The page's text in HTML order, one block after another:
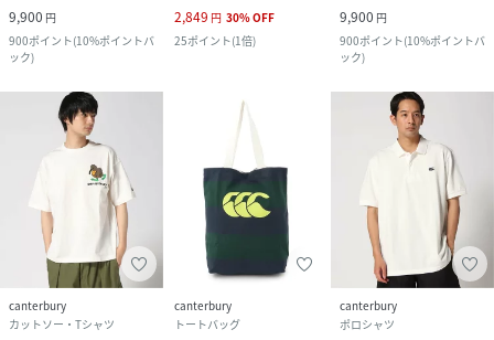
9,900 円
900ポイント(10%ポイントバ
ック)
2,849 円 30%OFF
25ポイント(1倍)
9,900 円
900ポイント(10%ポイントバ
ック)
canterbury
カットソー・Tシャツ
canterbury
トートバッグ
canterbury
ポロシャツ